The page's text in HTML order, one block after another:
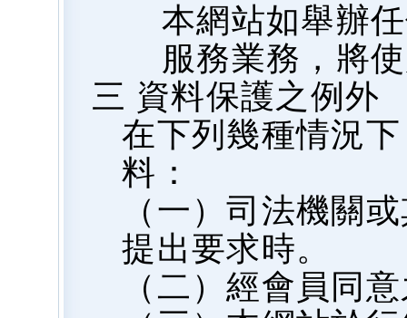
本網站如舉辦
服務業務，將
三 資料保護之例外
在下列幾種情況
料：
（一）司法機關
提出要求時。
（二）經會員同